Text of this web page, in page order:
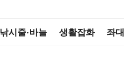
낚시줄·바늘 생활잡화 좌